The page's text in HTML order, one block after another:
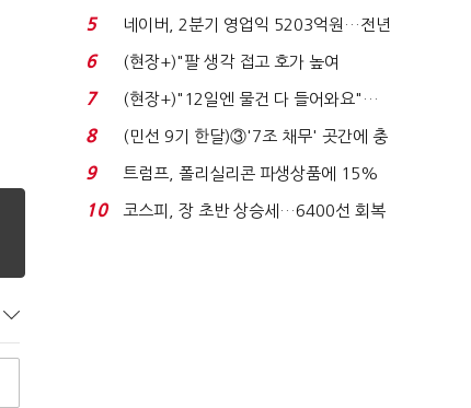
처분' 기준은 ...
5
네이버, 2분기 영업익 5203억원…전년
비 0.2% 감소...
6
(현장+)"팔 생각 접고 호가 높여
요"…'덜 똘똘한 한 채' 20...
7
(현장+)"12일엔 물건 다 들어와요"…
빈 매대 채우며 문 연 ...
8
(민선 9기 한달)③'7조 채무' 곳간에 충
격…추미애, 20년...
9
트럼프, 폴리실리콘 파생상품에 15%
관세…"미 산업 재건"...
10
코스피, 장 초반 상승세…6400선 회복